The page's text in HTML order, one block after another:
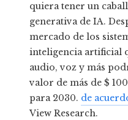
quiera tener un
generativa de IA.
mercado de los
inteligencia artificial
audio, voz y más
valor de más de $
para 2030. de
View Research.